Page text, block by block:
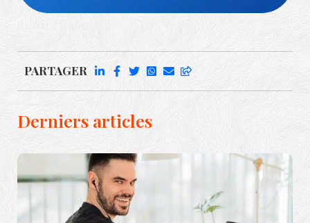
PARTAGER
Derniers articles